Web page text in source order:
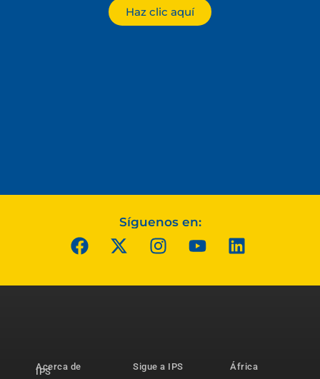
Haz clic aquí
Síguenos en:
Acerca de
IPS
Sigue a IPS
África